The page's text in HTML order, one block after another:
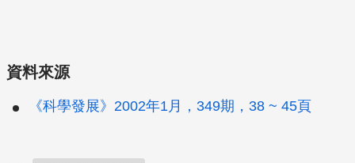
資料來源
《科學發展》2002年1月，349期，38 ~ 45頁